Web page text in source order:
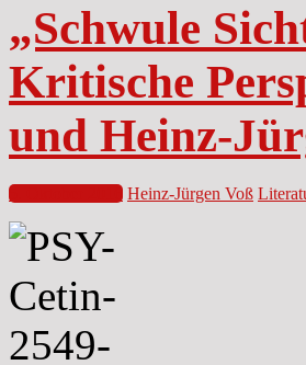
„Schwule
Kritische
und Heinz-
5. Oktober 2016 Heinz-Jürgen Voß